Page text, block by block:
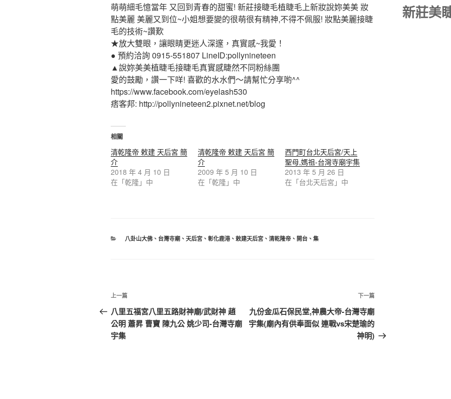
萌萌細毛憶當年 又回到青春的甜蜜! 新莊接睫毛植睫毛上新妝說妳美美 妝
點美麗 美麗又到位~小姐想要變的很萌很有精神,不得不佩服! 妝點美麗接睫
毛的技術~讚歎
★放大雙眼，讓眼睛更迷人深邃，真實感~我愛！
● 預約洽詢 0915-551807 LineID:pollynineteen
▲說妳美美植睫毛接睫毛真實感睫然不同粉絲團
愛的鼓勵，讚一下咩! 喜歡的水水們～請幫忙分享喲^^
https://www.facebook.com/eyelash530
痞客邦: http://pollynineteen2.pixnet.net/blog
相關
清乾隆帝 敕建 天后宮 簡
介
2018 年 4 月 10 日
在「乾隆」中
清乾隆帝 敕建 天后宮 簡
介
2009 年 5 月 10 日
在「乾隆」中
西門町台北天后宮/天上
聖母,媽祖-台灣寺廟宇集
2013 年 5 月 26 日
在「台北天后宮」中
分
八卦山大佛、 台灣寺廟、 天后宮、 彰化鹿港、 敕建天后宮、 清乾隆帝、 開台、 集
文
章
導
上
一
篇
文
上一篇
八里五福宮八里五路財神廟/武財神 趙
公明 蕭昇 曹寶 陳九公 姚少司-台灣寺廟
宇集
下
一
篇
文
下一篇
九份金瓜石保民堂,神農大帝-台灣寺廟
宇集(廟內有供奉面似 連戰vs宋楚瑜的
神明)
新莊美